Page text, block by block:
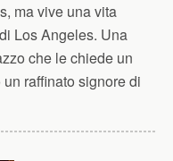
ma vive una vita
Los Angeles. Una
che le chiede un
raffinato signore di